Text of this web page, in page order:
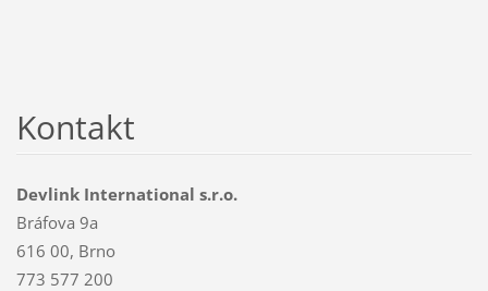
Kontakt
Devlink International s.r.o.
Bráfova 9a
616 00, Brno
773 577 200